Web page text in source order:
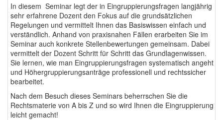
In diesem Seminar legt der in Eingruppierungsfragen langjährig
sehr erfahrene Dozent den Fokus auf die grundsätzlichen
Regelungen und vermittelt Ihnen das Basiswissen einfach und
verständlich. Anhand von praxisnahen Fällen erarbeiten Sie im
Seminar auch konkrete Stellenbewertungen gemeinsam. Dabei
vermittelt der Dozent Schritt für Schritt das Grundlagenwissen.
Sie lernen, wie man Eingruppierungsfragen systematisch angeht
und Höhergruppierungsanträge professionell und rechtssicher
bearbeitet.
Nach dem Besuch dieses Seminars beherrschen Sie die
Rechtsmaterie von A bis Z und so wird Ihnen die Eingruppierung
leicht gemacht!